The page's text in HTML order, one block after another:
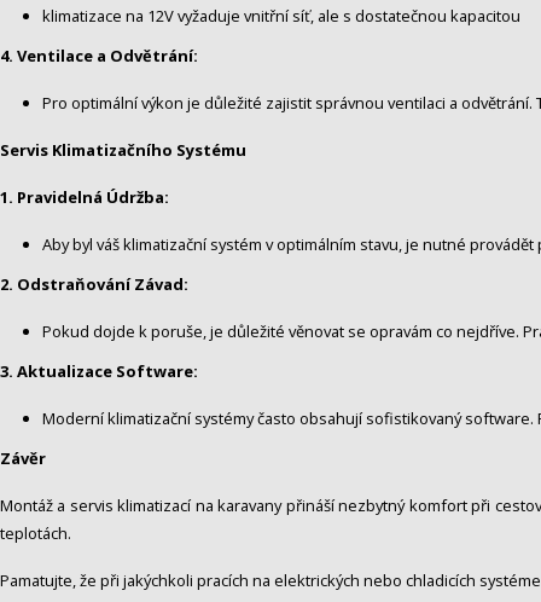
klimatizace na 12V vyžaduje vnitřní síť, ale s dostatečnou kapacitou
4. Ventilace a Odvětrání:
Pro optimální výkon je důležité zajistit správnou ventilaci a
Servis Klimatizačního Systému
1. Pravidelná Údržba:
Aby byl váš klimatizační systém v optimálním stavu, je nutné
2. Odstraňování Závad:
Pokud dojde k poruše, je důležité věnovat se opravám co nejdříve.
3. Aktualizace Software:
Moderní klimatizační systémy často obsahují sofistikovaný
Závěr
Montáž a servis klimatizací na karavany přináší nezbytný komfort při
teplotách.
Pamatujte, že při jakýchkoli pracích na elektrických nebo chladicích